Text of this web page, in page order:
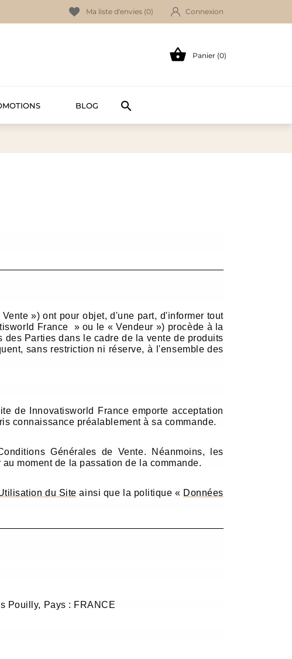
Ma liste d'envies (0) Connexion
 Panier (0)
BLOG 
») ont pour objet, d'une part, d'informer tout
France
» ou le « Vendeur ») procède à la
Parties dans le cadre de la vente de produits
sans restriction ni réserve, à l'ensemble des
de Innovatisworld France emporte acceptation
connaissance préalablement à sa commande.
Générales de Vente. Néanmoins, les
moment de la passation de la commande.
du Site ainsi que la politique « Données
Pouilly, Pays : FRANCE